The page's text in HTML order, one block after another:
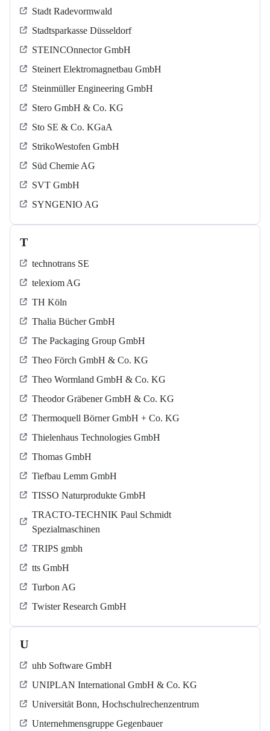
Stadt Radevormwald
Stadtsparkasse Düsseldorf
STEINCOnnector GmbH
Steinert Elektromagnetbau GmbH
Steinmüller Engineering GmbH
Stero GmbH & Co. KG
Sto SE & Co. KGaA
StrikoWestofen GmbH
Süd Chemie AG
SVT GmbH
SYNGENIO AG
T
technotrans SE
telexiom AG
TH Köln
Thalia Bücher GmbH
The Packaging Group GmbH
Theo Förch GmbH & Co. KG
Theo Wormland GmbH & Co. KG
Theodor Gräbener GmbH & Co. KG
Thermoquell Börner GmbH + Co. KG
Thielenhaus Technologies GmbH
Thomas GmbH
Tiefbau Lemm GmbH
TISSO Naturprodukte GmbH
TRACTO-TECHNIK Paul Schmidt
Spezialmaschinen
TRIPS gmbh
tts GmbH
Turbon AG
Twister Research GmbH
U
uhb Software GmbH
UNIPLAN International GmbH & Co. KG
Universität Bonn, Hochschulrechenzentrum
Unternehmensgruppe Gegenbauer